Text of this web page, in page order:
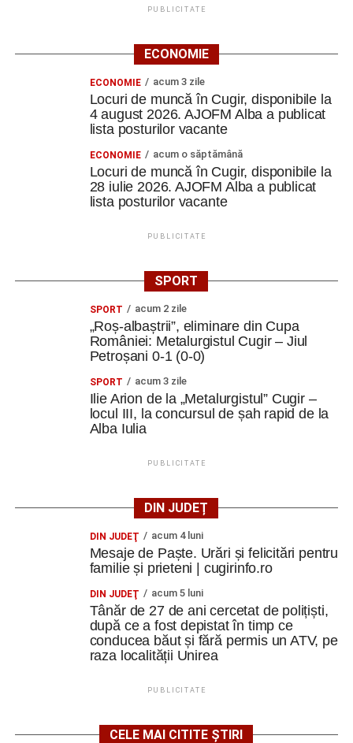
PUBLICITATE
ECONOMIE
ECONOMIE acum 3 zile
Locuri de muncă în Cugir, disponibile la
4 august 2026. AJOFM Alba a publicat
lista posturilor vacante
ECONOMIE acum o săptămână
Locuri de muncă în Cugir, disponibile la
28 iulie 2026. AJOFM Alba a publicat
lista posturilor vacante
PUBLICITATE
SPORT
SPORT acum 2 zile
„Roș-albaștrii”, eliminare din Cupa
României: Metalurgistul Cugir – Jiul
Petroșani 0-1 (0-0)
SPORT acum 3 zile
Ilie Arion de la „Metalurgistul” Cugir –
locul III, la concursul de șah rapid de la
Alba Iulia
PUBLICITATE
DIN JUDEȚ
DIN JUDEŢ acum 4 luni
Mesaje de Paște. Urări și felicitări pentru
familie și prieteni | cugirinfo.ro
DIN JUDEŢ acum 5 luni
Tânăr de 27 de ani cercetat de polițiști,
după ce a fost depistat în timp ce
conducea băut și fără permis un ATV, pe
raza localității Unirea
PUBLICITATE
CELE MAI CITITE ȘTIRI